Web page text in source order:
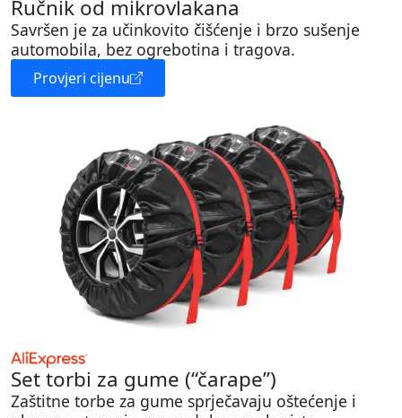
Ručnik od mikrovlakana
Savršen je za učinkovito čišćenje i brzo sušenje
automobila, bez ogrebotina i tragova.
Provjeri cijenu
Set torbi za gume (“čarape”)
Zaštitne torbe za gume sprječavaju oštećenje i